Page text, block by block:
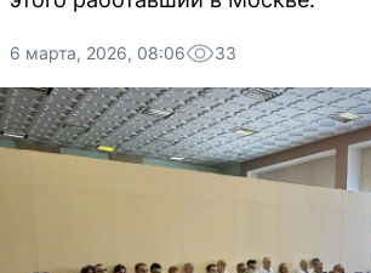
6 марта, 2026, 08:06 33